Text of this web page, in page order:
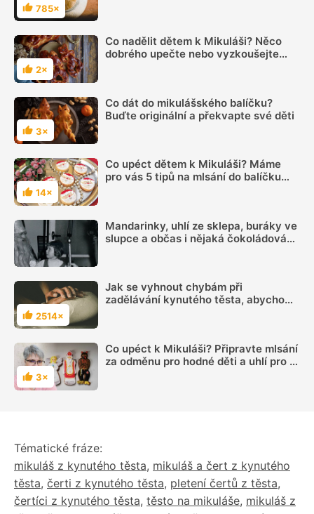
Hodnocení
785×
Hodnocení
2×
Co nadělit dětem k Mikuláši? Něco
dobrého upečte nebo vyzkoušejte
Hodnocení
3×
Co dát do mikulášského balíčku?
Buďte originální a překvapte své děti
Hodnocení
14×
Co upéct dětem k Mikuláši? Máme
pro vás 5 tipů na mlsání do balíčku
Mandarinky, uhlí ze sklepa, buráky ve
slupce a občas i nějaká čokoládová
Hodnocení
2514×
Jak se vyhnout chybám při
zadělávání kynutého těsta, abychom
Hodnocení
3×
Co upéct k Mikuláši? Připravte mlsání
za odměnu pro hodné děti a uhlí pro ty
Tématické fráze:
mikuláš z kynutého těsta, mikuláš a čert z kynutého
těsta, čerti z kynutého těsta, pletení čertů z těsta,
čertíci z kynutého těsta, těsto na mikuláše, mikuláš z